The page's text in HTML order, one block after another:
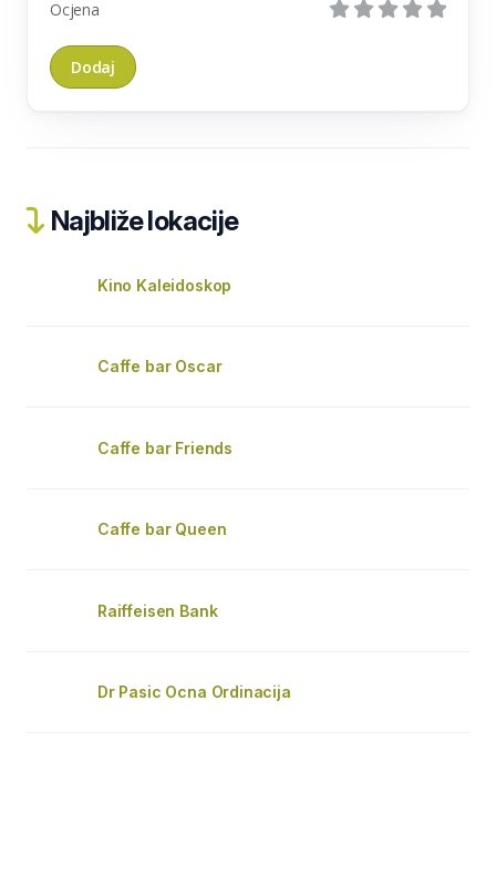
Ocjena
Najbliže lokacije
Kino Kaleidoskop
Caffe bar Oscar
Caffe bar Friends
Caffe bar Queen
Raiffeisen Bank
Dr Pasic Ocna Ordinacija